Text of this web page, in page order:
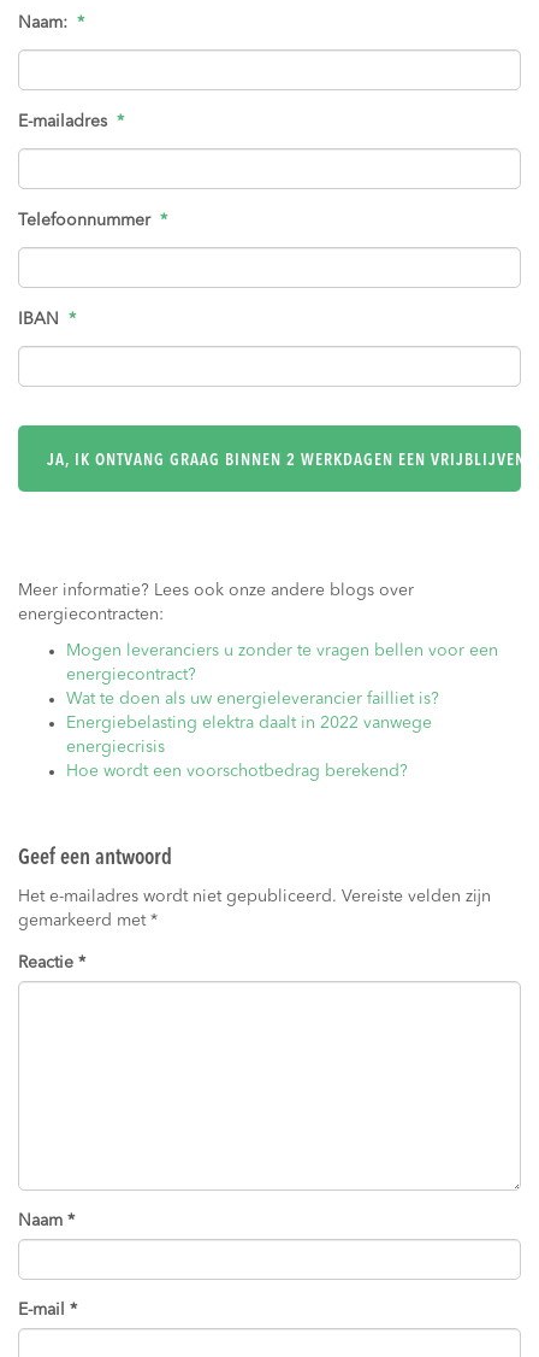
Naam: *
E-mailadres *
Telefoonnummer *
IBAN *
Meer informatie? Lees ook onze andere blogs over
energiecontracten:
Mogen leveranciers u zonder te vragen bellen voor een
energiecontract?
Wat te doen als uw energieleverancier failliet is?
Energiebelasting elektra daalt in 2022 vanwege
energiecrisis
Hoe wordt een voorschotbedrag berekend?
Geef een antwoord
Het e-mailadres wordt niet gepubliceerd. Vereiste velden zijn
gemarkeerd met *
Reactie *
Naam *
E-mail *